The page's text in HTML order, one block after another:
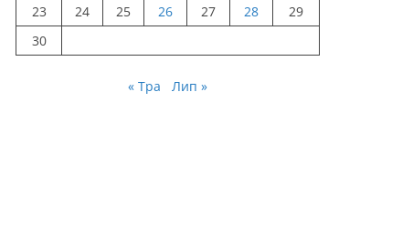
23
24 25 26 27 28
29
30
« Тра Лип »